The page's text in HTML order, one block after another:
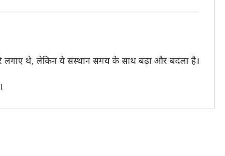
लगाए थे, लेकिन ये संस्थान समय के साथ बढ़ा और बदला है।